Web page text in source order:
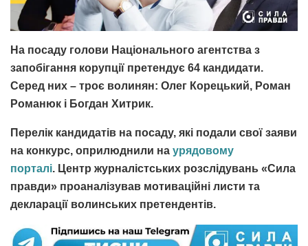
На посаду голови Національного агентства з
запобігання корупції претендує 64 кандидати.
Серед них – троє волинян: Олег Корецький, Роман
Романюк і Богдан Хитрик.
Перелік кандидатів на посаду, які подали свої заяви
на конкурс, оприлюднили на урядовому
порталі. Центр журналістських розслідувань «Сила
правди» проаналізував мотиваційні листи та
декларації волинських претендентів.